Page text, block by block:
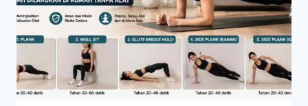
AHLINYA